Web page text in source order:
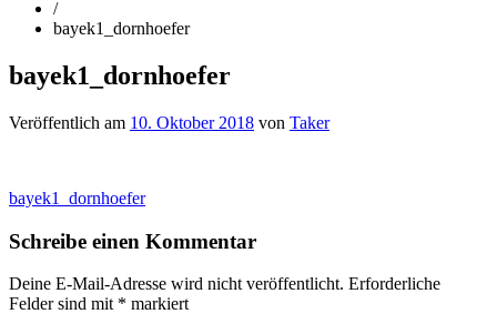
/
bayek1_dornhoefer
bayek1_dornhoefer
Veröffentlich am 10. Oktober 2018 von Taker
Beitragsnavigation
bayek1_dornhoefer
Schreibe einen Kommentar
Deine E-Mail-Adresse wird nicht veröffentlicht. Erforderliche
Felder sind mit * markiert